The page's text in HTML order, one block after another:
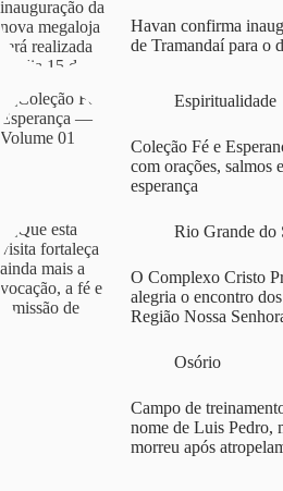
Havan confirma
de Tramandaí para o
Espiritualidade
Coleção Fé e
com orações, salmos
esperança
Rio Grande do
O Complexo Cristo
alegria o encontro
Região Nossa
Osório
Campo de
nome de Luis Pedro,
morreu após